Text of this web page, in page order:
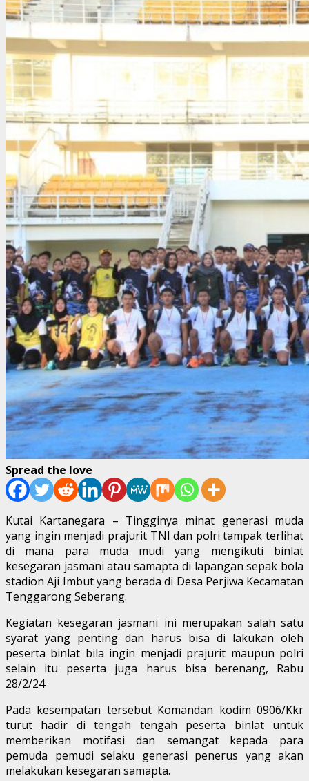
Spread the love
Kutai Kartanegara – Tingginya minat generasi muda
yang ingin menjadi prajurit TNI dan polri tampak terlihat
di mana para muda mudi yang mengikuti binlat
kesegaran jasmani atau samapta di lapangan sepak bola
stadion Aji Imbut yang berada di Desa Perjiwa Kecamatan
Tenggarong Seberang.
Kegiatan kesegaran jasmani ini merupakan salah satu
syarat yang penting dan harus bisa di lakukan oleh
peserta binlat bila ingin menjadi prajurit maupun polri
selain itu peserta juga harus bisa berenang, Rabu
28/2/24
Pada kesempatan tersebut Komandan kodim 0906/Kkr
turut hadir di tengah tengah peserta binlat untuk
memberikan motifasi dan semangat kepada para
pemuda pemudi selaku generasi penerus yang akan
melakukan kesegaran samapta.